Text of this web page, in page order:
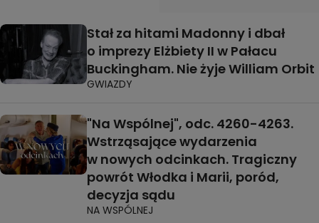
Stał za hitami Madonny i dbał
o imprezy Elżbiety II w Pałacu
Buckingham. Nie żyje William Orbit
GWIAZDY
"Na Wspólnej", odc. 4260-4263.
Wstrząsające wydarzenia
w nowych odcinkach. Tragiczny
powrót Włodka i Marii, poród,
decyzja sądu
NA WSPÓLNEJ